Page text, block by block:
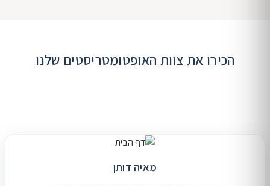
הכירו את צוות האופטומטריסטים שלנו
מאיה דותן